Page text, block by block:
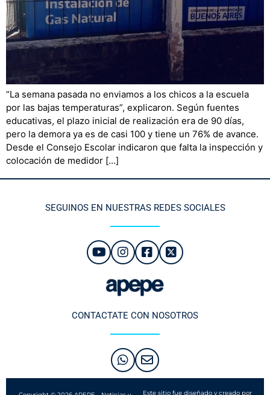
“La semana pasada no enviamos a los chicos a la escuela
por las bajas temperaturas”, explicaron. Según fuentes
educativas, el plazo inicial de realización era de 90 días,
pero la demora ya es de casi 100 y tiene un 76% de avance.
Desde el Consejo Escolar indicaron que falta la inspección y
colocación de medidor […]
SEGUINOS EN NUESTRAS REDES SOCIALES
CONTACTATE CON NOSOTROS
Este sitio fue diseñado y creado por